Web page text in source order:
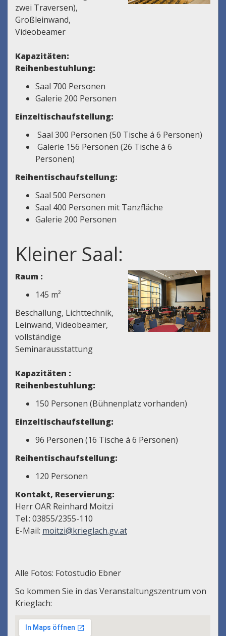
zwei Traversen),
Großleinwand,
Videobeamer
Kapazitäten:
Reihenbestuhlung:
Saal 700 Personen
Galerie 200 Personen
Einzeltischaufstellung:
Saal 300 Personen (50 Tische á 6 Personen)
Galerie 156 Personen (26 Tische á 6
Personen)
Reihentischaufstellung:
Saal 500 Personen
Saal 400 Personen mit Tanzfläche
Galerie 200 Personen
Kleiner Saal:
Raum :
145 m²
Beschallung, Lichttechnik,
Leinwand, Videobeamer,
vollständige
Seminarausstattung
Kapazitäten :
Reihenbestuhlung:
150 Personen (Bühnenplatz vorhanden)
Einzeltischaufstellung:
96 Personen (16 Tische á 6 Personen)
Reihentischaufstellung:
120 Personen
Kontakt, Reservierung:
Herr OAR Reinhard Moitzi
Tel.: 03855/2355-110
E-Mail: moitzi@krieglach.gv.at
Alle Fotos: Fotostudio Ebner
So kommen Sie in das Veranstaltungszentrum von
Krieglach: